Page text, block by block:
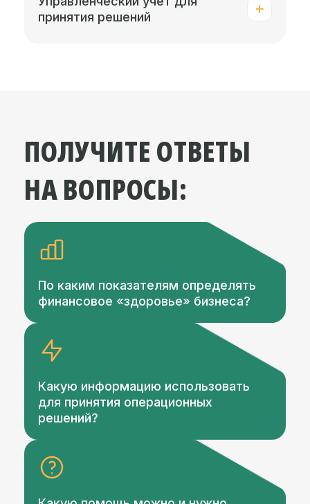
принятия решений
ПОЛУЧИТЕ ОТВЕТЫ
НА ВОПРОСЫ:
По каким показателям определять
финансовое «здоровье» бизнеса?
Какую информацию использовать
для принятия операционных
решений?